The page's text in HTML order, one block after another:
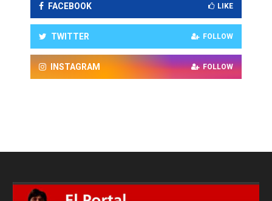
FACEBOOK LIKE
TWITTER FOLLOW
INSTAGRAM FOLLOW